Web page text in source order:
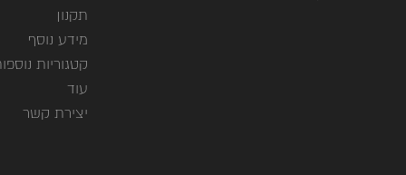
תקנון
מידע נוסף
קטגוריות
עוד
יצירת קשר